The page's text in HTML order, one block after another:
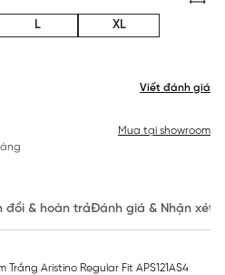
Viết đánh giá
L
XL
Mua tại showroom
đổi & hoàn trảĐánh giá & Nhận xét
Trắng Aristino Regular Fit APS121AS4